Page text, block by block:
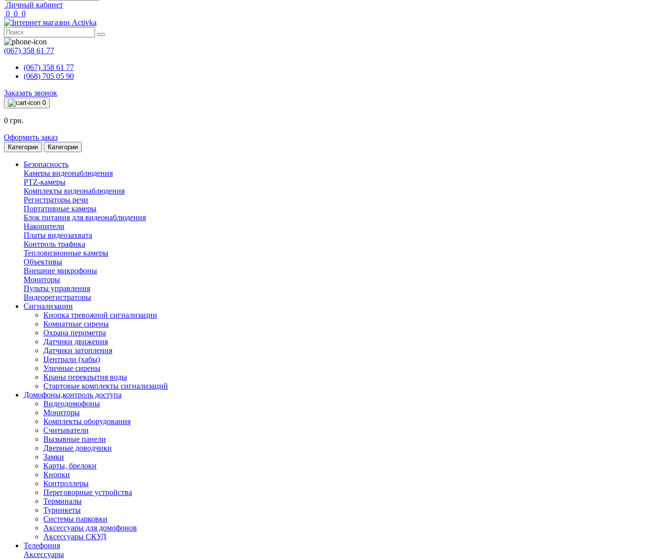
Личный кабинет
0 0 0
(067) 358 61 77
(067) 358 61 77
(068) 705 05 90
Заказать звонок
0
0 грн.
Оформить заказ
Категории Категории
Безопасность
Камеры видеонаблюдения
PTZ-камеры
Комплекты видеонаблюдения
Регистраторы речи
Портативные камеры
Блок питания для видеонаблюдения
Накопители
Платы видеозахвата
Контроль трафика
Тепловизионные камеры
Объективы
Внешние микрофоны
Мониторы
Пульты управления
Видеорегистраторы
Сигнализации
Кнопка тревожной сигнализации
Комнатные сирены
Охрана периметра
Датчики движения
Датчики затопления
Централи (хабы)
Уличные сирены
Краны перекрытия воды
Стартовые комплекты сигнализаций
Домофоны,контроль доступа
Видеодомофоны
Мониторы
Комплекты оборудования
Считыватели
Вызывные панели
Дверные доводчики
Замки
Карты, брелоки
Кнопки
Контроллеры
Переговорные устройства
Терминалы
Турникеты
Системы парковки
Аксессуары для домофонов
Аксессуары СКУД
Телефония
Aксессуары